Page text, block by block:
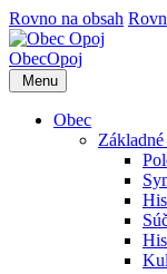
Rovno na obsah
ObecOpoj
Menu
Obec